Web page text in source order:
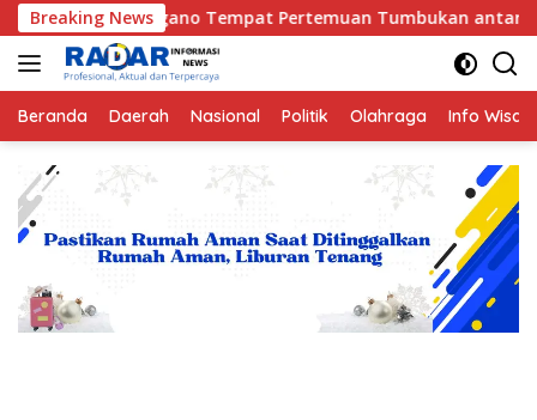
Langsung
ke
konten
Breaking News
Tempat Pertemuan Tumbukan antara Lempeng Indo-
Beranda Daerah Nasional Politik Olahraga Info